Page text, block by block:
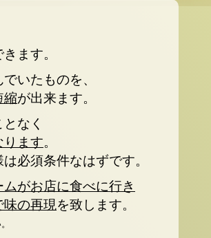
ます。
いたものを、
縮が出来ます。
なく
ります。
必須条件なはずです。
がお店に食べに行き
味の再現を致します。